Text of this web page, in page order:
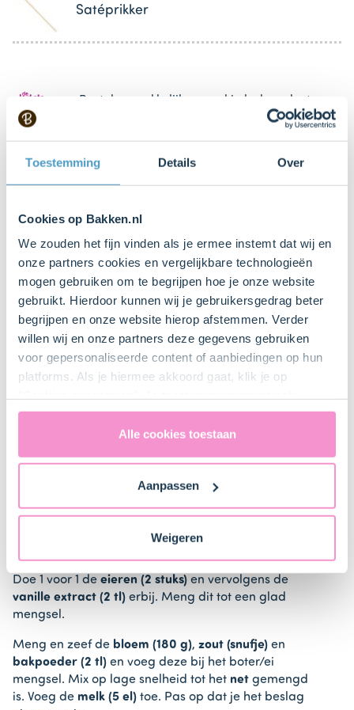
Toestemming Details Over
Cookies op Bakken.nl
We zouden het fijn vinden als je ermee instemt dat wij en
onze partners cookies en vergelijkbare technologieën
mogen gebruiken om te begrijpen hoe je onze website
gebruikt. Hierdoor kunnen wij je gebruikersgedrag beter
begrijpen en onze website hierop afstemmen. Verder
willen wij en onze partners deze gegevens gebruiken
voor gepersonaliseerde content of aanbiedingen op hun
platforms. Als je hiermee akkoord gaat, klik je op
uitdrukkelijk een eventuele gegevensoverdracht naar de
Verenigde Staten in de zin van artikel 49 AVG. Raadpleeg
ons
naar technology providers en partners in de Verenigde
Staten. Je kunt op elk moment van gedachten
Alle cookies toestaan
Aanpassen
Weigeren
Satéprikker
Bestel gemakkelijk en snel je bakproducten
DeLeuksteTaartenshop.
Stappen
1. Voorbereiden
Verwarm de oven voor op 180° C.
Zet de cupcakevormpjes in de cupcake bakvorm. Je
kunt ervoor kiezen 1 vorm te gebruiken en de 16
cupcakes in 2 keer te bakken, of gebruik 2 cupcake
2. Cupcakes bereiden
Doe deboter (125 g)en desuiker (200 g)in de kom
van een elektrische mixer en meng tot het licht en
Doe 1 voor 1 de eieren (2 stuks) en vervolgens de
vanille extract (2 tl) erbij. Meng dit tot een glad
mengsel.
Meng en zeef de bloem (180 g), zout (snufje) en
bakpoeder (2 tl) en voeg deze bij het boter/ei
mengsel. Mix op lage snelheid tot het net gemengd
is. Voeg de melk (5 el) toe. Pas op dat je het beslag